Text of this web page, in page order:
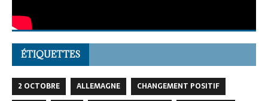
ÉTIQUETTES
2 OCTOBRE ALLEMAGNE
CHANGEMENT POSITIF